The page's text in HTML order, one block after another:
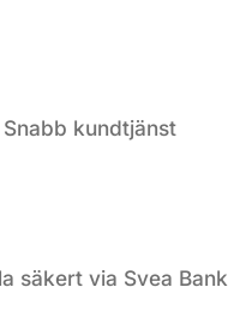
Snabb kundtjänst
säkert via Svea Bank